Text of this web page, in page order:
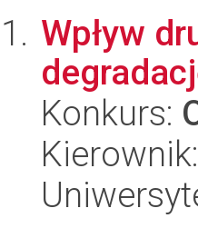
Wpływ
Konkurs: